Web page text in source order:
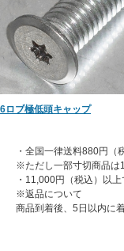
6ロブ極低頭キャップ
・全国一律送料880円（
※ただし一部寸切商品は
・11,000円（税込）以上
※返品について
商品到着後、5日以内に